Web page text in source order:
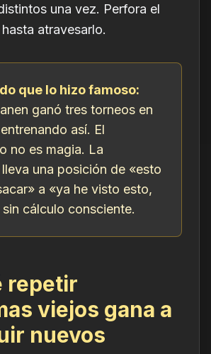
una vez. Perfora el
atravesarlo.
que lo hizo famoso:
ganó tres torneos en
así. El
no es magia. La
una posición de «esto
a «ya he visto esto,
sin cálculo consciente.
repetir
viejos gana a
nuevos